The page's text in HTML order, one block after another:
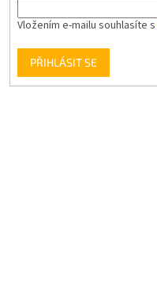
Vložením e-mailu souhlasíte s
PŘIHLÁSIT SE